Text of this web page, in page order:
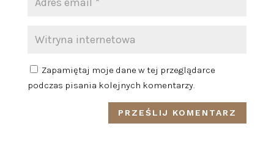
Zapamiętaj moje dane w tej przeglądarce
podczas pisania kolejnych komentarzy.